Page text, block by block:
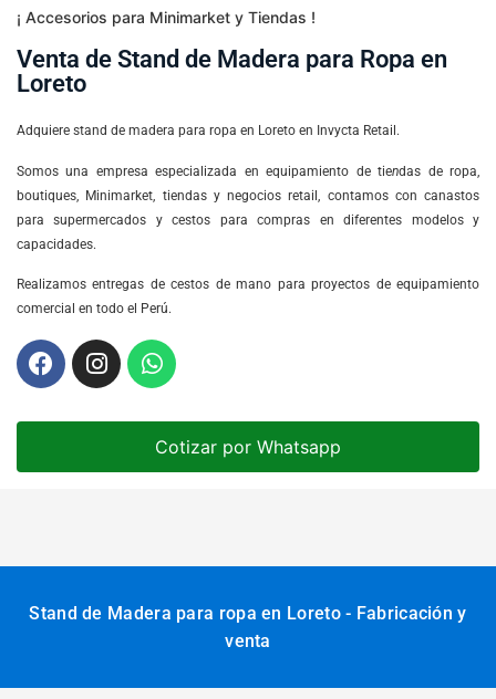
¡ Accesorios para Minimarket y Tiendas !
Venta de Stand de Madera para Ropa en
Loreto
Adquiere stand de madera para ropa en Loreto en Invycta Retail.
Somos una empresa especializada en equipamiento de tiendas de ropa,
boutiques, Minimarket, tiendas y negocios retail, contamos con canastos
para supermercados y cestos para compras en diferentes modelos y
capacidades.
Realizamos entregas de cestos de mano para proyectos de equipamiento
comercial en todo el Perú.
Cotizar por Whatsapp
Stand de Madera para ropa en Loreto - Fabricación y
venta